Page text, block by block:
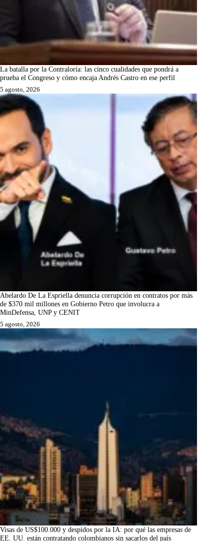
La batalla por la Contraloría: las cinco cualidades que pondrá a
prueba el Congreso y cómo encaja Andrés Castro en ese perfil
5 agosto, 2026
Abelardo De La Espriella denuncia corrupción en contratos por más
de $370 mil millones en Gobierno Petro que involucra a
MinDefensa, UNP y CENIT
5 agosto, 2026
Visas de US$100.000 y despidos por la IA: por qué las empresas de
EE. UU. están contratando colombianos sin sacarlos del país